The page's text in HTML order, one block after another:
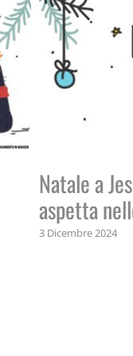
Natale a
aspetta
3 Dicembre 2024